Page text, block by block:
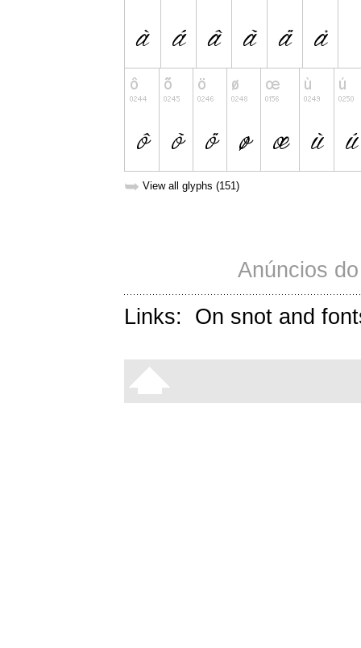
➥ View all glyphs (151)
Anúncios
Links: On snot and